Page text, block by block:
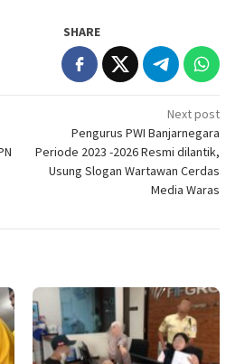
SHARE
Next post
Pengurus PWI Banjarnegara
Periode 2023 -2026 Resmi dilantik,
Usung Slogan Wartawan Cerdas
Media Waras